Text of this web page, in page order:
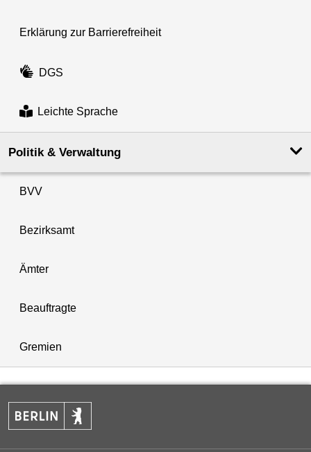
Erklärung zur Barrierefreiheit
DGS
Leichte Sprache
Politik & Verwaltung
BVV
Bezirksamt
Ämter
Beauftragte
Gremien